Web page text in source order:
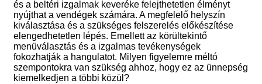
és a beltéri izgalmak keveréke felejthetetlen élményt
nyújthat a vendégek számára. A megfelelő helyszín
kiválasztása és a szükséges felszerelés előkészítése
elengedhetetlen lépés. Emellett az körültekintő
menüválasztás és a izgalmas tevékenységek
fokozhatják a hangulatot. Milyen figyelemre méltó
szempontokra van szükség ahhoz, hogy ez az ünnepség
kiemelkedjen a többi közül?